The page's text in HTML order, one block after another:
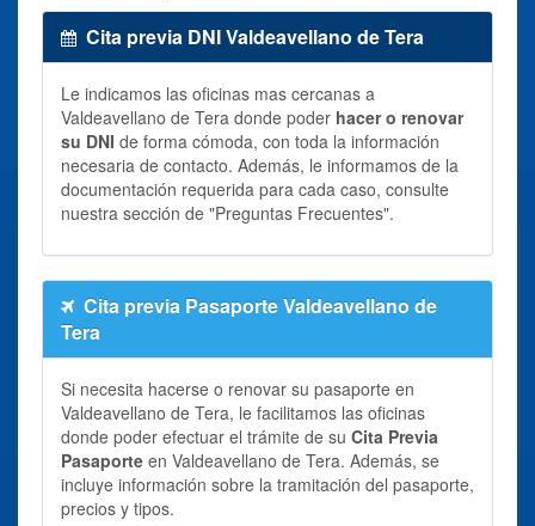
Cita previa DNI Valdeavellano de Tera
Le indicamos las oficinas mas cercanas a
Valdeavellano de Tera donde poder hacer o renovar
su DNI de forma cómoda, con toda la información
necesaria de contacto. Además, le informamos de la
documentación requerida para cada caso, consulte
nuestra sección de "Preguntas Frecuentes".
Cita previa Pasaporte Valdeavellano de
Tera
Si necesita hacerse o renovar su pasaporte en
Valdeavellano de Tera, le facilitamos las oficinas
donde poder efectuar el trámite de su Cita Previa
Pasaporte en Valdeavellano de Tera. Además, se
incluye información sobre la tramitación del pasaporte,
precios y tipos.